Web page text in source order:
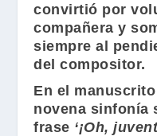
convirtió por
compañera y
siempre al
del compositor.
En el
novena sinfonía
frase ‘¡Oh,